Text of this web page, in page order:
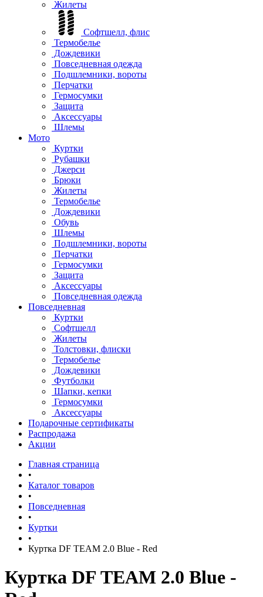
Жилеты
Софтшелл, флис
Термобелье
Дождевики
Повседневная одежда
Подшлемники, вороты
Перчатки
Гермосумки
Защита
Аксессуары
Шлемы
Мото
Куртки
Рубашки
Джерси
Брюки
Жилеты
Термобелье
Дождевики
Обувь
Шлемы
Подшлемники, вороты
Перчатки
Гермосумки
Защита
Аксессуары
Повседневная одежда
Повседневная
Куртки
Софтшелл
Жилеты
Толстовки, флиски
Термобелье
Дождевики
Футболки
Шапки, кепки
Гермосумки
Аксессуары
Подарочные сертификаты
Распродажа
Акции
Главная страница
•
Каталог товаров
•
Повседневная
•
Куртки
•
Куртка DF TEAM 2.0 Blue - Red
Куртка DF TEAM 2.0 Blue -